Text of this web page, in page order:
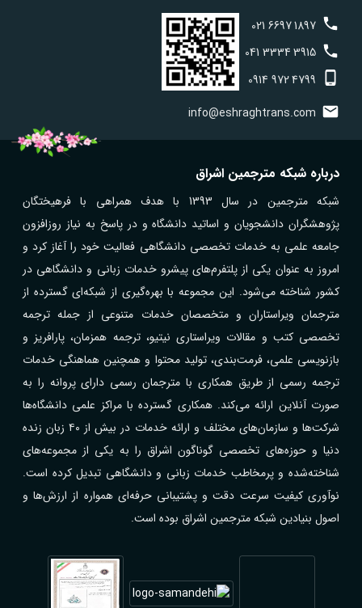
021 66971897
041 33343915
0914 9724799
info@eshraghtrans.com
درباره شبکه مترجمین اشراق
شبکه مترجمین در سال 1393 با هدف همراهی با فرهیختگان
پژوهشگران دانشجویان و اساتید دانشگاه و در پاسخ به نیاز روزافزون
جامعه علمی به خدمات تخصصی دانشگاهی فعالیت خود را آغاز کرد و
امروز به عنوان یکی از پلتفرم‌های پیشرو خدمات زبانی و دانشگاهی در
کشور شناخته می‌شود. این مجموعه با بهره‌گیری از شبکه‌ای گسترده از
مترجمان ویراستاران و متخصصان خدمات متنوعی از جمله ترجمه
تخصصی کتب و مقالات ویراستاری نیتیو، ترجمه همزمان، پارافریز و
بازنویسی علمی، فرمت‌بندی، تولید محتوا و همچنین هماهنگی خدمات
ترجمه رسمی از طریق همکاری با مترجمان رسمی دارای پروانه را به
صورت آنلاین ارائه می‌کند. همکاری گسترده با مراکز علمی دانشگاه‌ها
شرکت‌ها و سازمان‌های مختلف و ارائه خدمات در بیش از ۴۰ زبان زنده
دنیا و حوزه‌های تخصصی گوناگون اشراق را به یکی از مجموعه‌های
شناخته‌شده و پرمخاطب خدمات زبانی و دانشگاهی تبدیل کرده است.
نوآوری کیفیت سرعت دقت و پشتیبانی حرفه‌ای همواره از ارزش‌ها و
اصول بنیادین شبکه مترجمین اشراق بوده است.